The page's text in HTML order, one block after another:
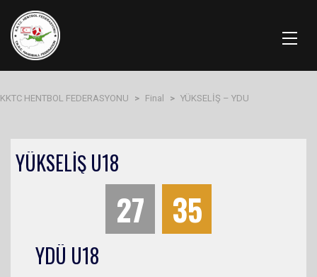
KKTC HENTBOL FEDERASYONU > Final > YÜKSELİŞ – YDU
YÜKSELİŞ U18
27 35
YDÜ U18